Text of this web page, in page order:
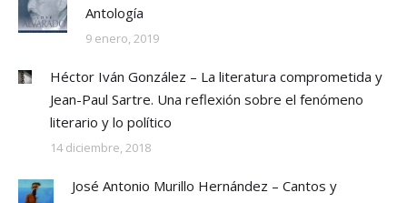
Antología
9 enero, 2019
Héctor Iván González – La literatura comprometida y
Jean-Paul Sartre. Una reflexión sobre el fenómeno
literario y lo político
14 diciembre, 2018
José Antonio Murillo Hernández – Cantos y